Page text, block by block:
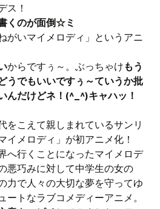
ス！
くのが面倒☆ミ
がいマイメロディ」というアニ
からですぅ～。ぶっちゃけ もう
うでもいいですぅ～ていうか批
んだけどネ！(^_^)キャハッ！
をこえて親しまれているサンリ
イメロディ」が初アニメ化！
へ行くことになったマイメロデ
悪巧みに対して中学生の女の
力で人々の大切な夢を守ってゆ
ートなラブコメディーアニメ。